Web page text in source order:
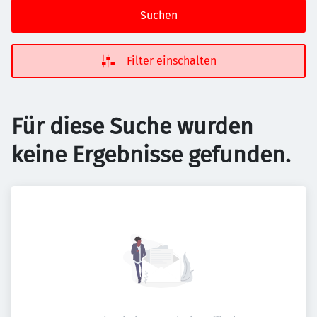
Suchen
Filter einschalten
Für diese Suche wurden
keine Ergebnisse gefunden.